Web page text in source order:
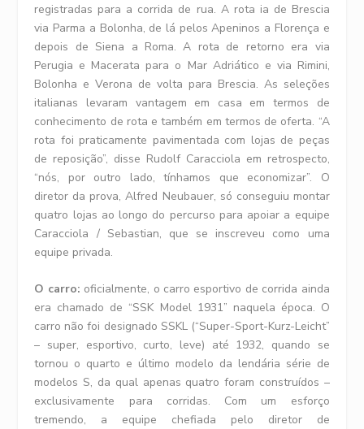
registradas para a corrida de rua. A rota ia de Brescia
via Parma a Bolonha, de lá pelos Apeninos a Florença e
depois de Siena a Roma. A rota de retorno era via
Perugia e Macerata para o Mar Adriático e via Rimini,
Bolonha e Verona de volta para Brescia. As seleções
italianas levaram vantagem em casa em termos de
conhecimento de rota e também em termos de oferta. “A
rota foi praticamente pavimentada com lojas de peças
de reposição”, disse Rudolf Caracciola em retrospecto,
“nós, por outro lado, tínhamos que economizar”. O
diretor da prova, Alfred Neubauer, só conseguiu montar
quatro lojas ao longo do percurso para apoiar a equipe
Caracciola / Sebastian, que se inscreveu como uma
equipe privada.
O carro: oficialmente, o carro esportivo de corrida ainda
era chamado de “SSK Model 1931” naquela época. O
carro não foi designado SSKL (“Super-Sport-Kurz-Leicht”
– super, esportivo, curto, leve) até 1932, quando se
tornou o quarto e último modelo da lendária série de
modelos S, da qual apenas quatro foram construídos –
exclusivamente para corridas. Com um esforço
tremendo, a equipe chefiada pelo diretor de